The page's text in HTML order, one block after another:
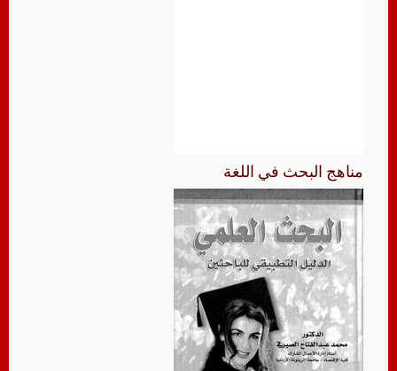
مناهج البحث في اللغة